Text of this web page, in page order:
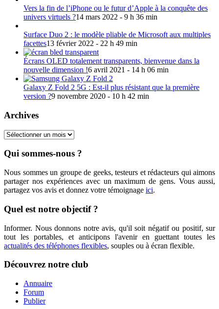
Vers la fin de l’iPhone ou le futur d’Apple à la conquête des
univers virtuels ?14 mars 2022 - 9 h 36 min
Surface Duo 2 : le modèle pliable de Microsoft aux multiples
facettes13 février 2022 - 22 h 49 min
Écrans OLED totalement transparents, bienvenue dans la
nouvelle dimension !6 avril 2021 - 14 h 06 min
Galaxy Z Fold 2 5G : Est-il plus résistant que la première
version ?9 novembre 2020 - 10 h 42 min
Archives
Archives
Qui sommes-nous ?
Nous sommes un groupe de geeks, testeurs et rédacteurs qui aimons
partager nos expériences avec un maximum de gens. Vous aussi,
partagez vos avis et donnez votre témoignage ici.
Quel est notre objectif ?
Informer. Nous donnons notre avis, qu'il soit négatif ou positif, sur
tout les portables, et anticipons l'avenir en guettant toutes les
actualités des téléphones flexibles, souples ou à écran flexible.
Découvrez notre club
Annuaire
Forum
Publier